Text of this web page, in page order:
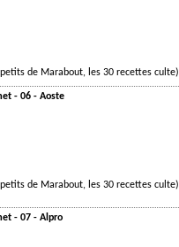
de Marabout, les 30 recettes culte)
- 06 - Aoste
de Marabout, les 30 recettes culte)
- 07 - Alpro